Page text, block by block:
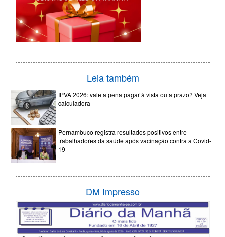
Leia também
IPVA 2026: vale a pena pagar à vista ou a prazo? Veja
calculadora
Pernambuco registra resultados positivos entre
trabalhadores da saúde após vacinação contra a Covid-
19
DM Impresso